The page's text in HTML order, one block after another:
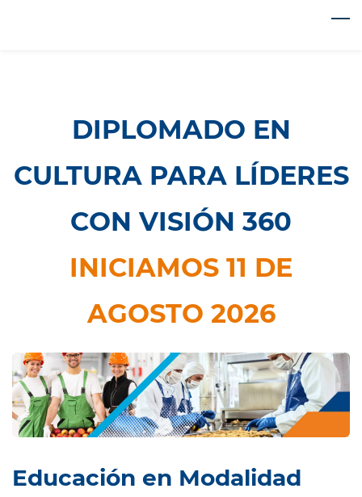
DIPLOMADO EN
CULTURA PARA LÍDERES
CON VISIÓN 360
​INICIAMOS 11 DE
AGOSTO 2026
Educación en Modalidad